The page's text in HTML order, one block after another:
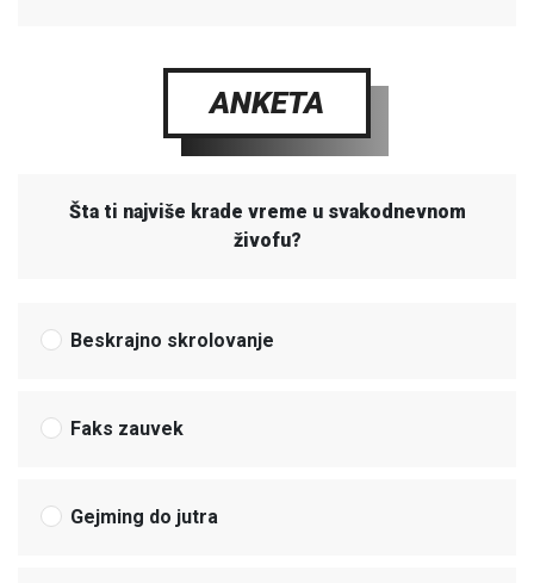
ANKETA
Šta ti najviše krade vreme u svakodnevnom
živofu?
Beskrajno skrolovanje
Faks zauvek
Gejming do jutra